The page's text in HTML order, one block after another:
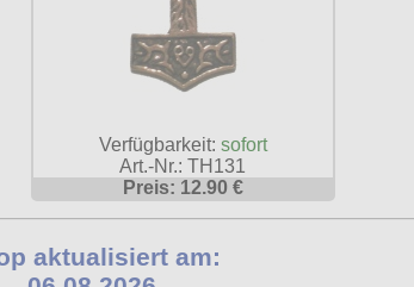
Verfügbarkeit: sofort
Art.-Nr.: TH131
Preis: 12.90 €
aktualisiert am: